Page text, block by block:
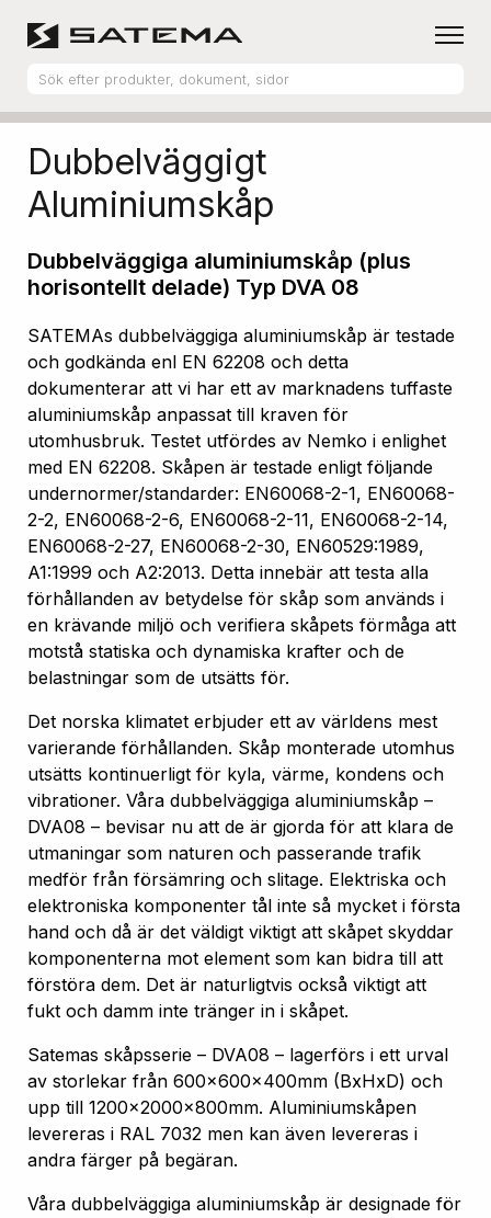
Produktsortiment Aluminiumskåp
Dubbelväggigt
Aluminiumskåp
Dubbelväggiga aluminiumskåp (plus
horisontellt delade) Typ DVA 08
SATEMAs dubbelväggiga aluminiumskåp är testade
och godkända enl EN 62208 och detta
dokumenterar att vi har ett av marknadens tuffaste
aluminiumskåp anpassat till kraven för
utomhusbruk. Testet utfördes av Nemko i enlighet
med EN 62208. Skåpen är testade enligt följande
undernormer/standarder: EN60068-2-1, EN60068-
2-2, EN60068-2-6, EN60068-2-11, EN60068-2-14,
EN60068-2-27, EN60068-2-30, EN60529:1989,
A1:1999 och A2:2013. Detta innebär att testa alla
förhållanden av betydelse för skåp som används i
en krävande miljö och verifiera skåpets förmåga att
motstå statiska och dynamiska krafter och de
belastningar som de utsätts för.
Det norska klimatet erbjuder ett av världens mest
varierande förhållanden. Skåp monterade utomhus
utsätts kontinuerligt för kyla, värme, kondens och
vibrationer. Våra dubbelväggiga aluminiumskåp –
DVA08 – bevisar nu att de är gjorda för att klara de
utmaningar som naturen och passerande trafik
medför från försämring och slitage. Elektriska och
elektroniska komponenter tål inte så mycket i första
hand och då är det väldigt viktigt att skåpet skyddar
komponenterna mot element som kan bidra till att
förstöra dem. Det är naturligtvis också viktigt att
fukt och damm inte tränger in i skåpet.
Satemas skåpsserie – DVA08 – lagerförs i ett urval
av storlekar från 600x600x400mm (BxHxD) och
upp till 1200x2000x800mm. Aluminiumskåpen
levereras i RAL 7032 men kan även levereras i
andra färger på begäran.
Våra dubbelväggiga aluminiumskåp är designade för